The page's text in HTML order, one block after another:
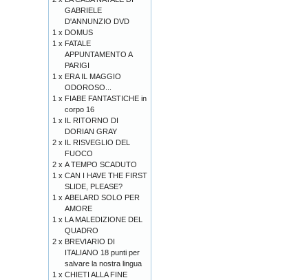
GABRIELE
D'ANNUNZIO DVD
1 x DOMUS
1 x FATALE
APPUNTAMENTO A
PARIGI
1 x ERA IL MAGGIO
ODOROSO...
1 x FIABE FANTASTICHE in
corpo 16
1 x IL RITORNO DI
DORIAN GRAY
2 x IL RISVEGLIO DEL
FUOCO
2 x A TEMPO SCADUTO
1 x CAN I HAVE THE FIRST
SLIDE, PLEASE?
1 x ABELARD SOLO PER
AMORE
1 x LA MALEDIZIONE DEL
QUADRO
2 x BREVIARIO DI
ITALIANO 18 punti per
salvare la nostra lingua
1 x CHIETI ALLA FINE